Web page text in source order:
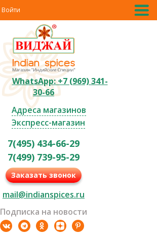
Войти
WhatsApp: +7 (969) 341-
30-66
Адреса магазинов
Экспресс-магазин
7(495) 434-66-29
7(499) 739-95-29
Заказать звонок
mail@indianspices.ru
Подписка на новости